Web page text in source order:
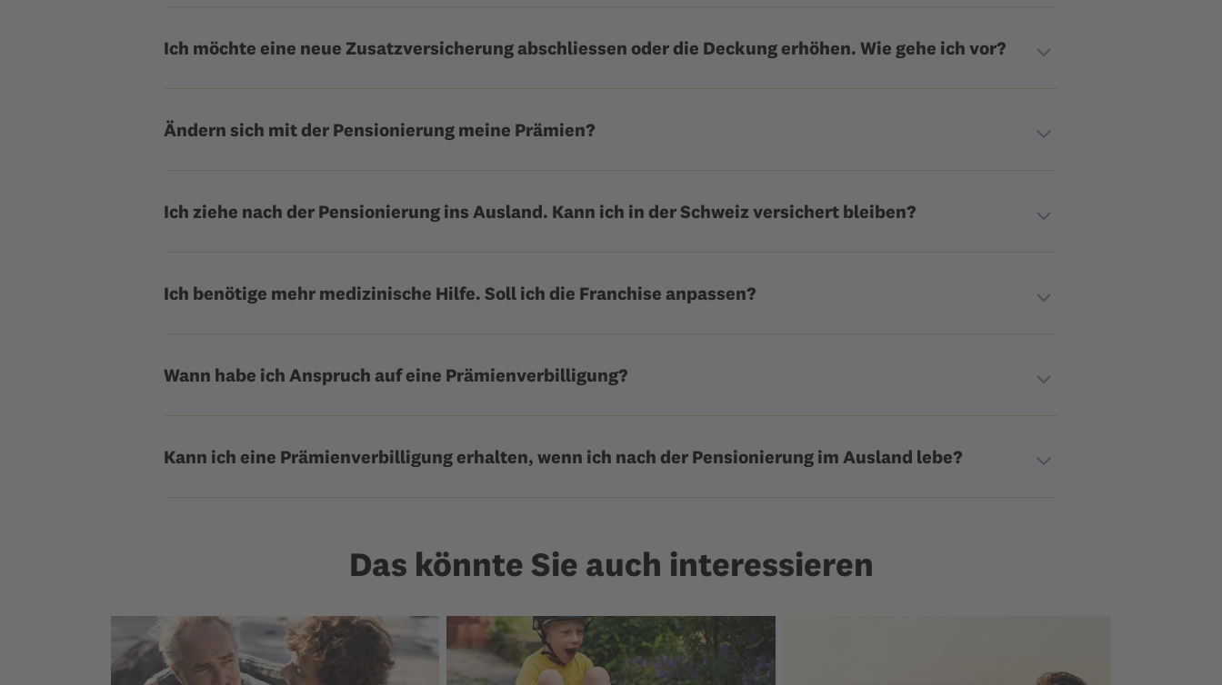
Ich möchte eine neue Zusatzversicherung abschliessen oder die Deckung erhöhen. Wie gehe ich vor?
Ändern sich mit der Pensionierung meine Prämien?
Ich ziehe nach der Pensionierung ins Ausland. Kann ich in der Schweiz versichert bleiben?
Ich benötige mehr medizinische Hilfe. Soll ich die Franchise anpassen?
Wann habe ich Anspruch auf eine Prämienverbilligung?
Kann ich eine Prämienverbilligung erhalten, wenn ich nach der Pensionierung im Ausland lebe?
Das könnte Sie auch interessieren